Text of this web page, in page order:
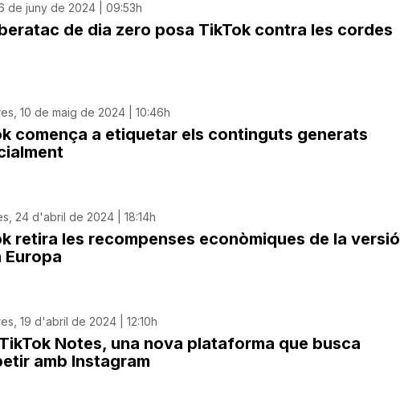
de juny de 2024 | 09:53h
de dia zero posa TikTok contra les cordes
10 de maig de 2024 | 10:46h
comença a etiquetar els continguts generats
24 d'abril de 2024 | 18:14h
retira les recompenses econòmiques de la versió
Europa
19 d'abril de 2024 | 12:10h
Notes, una nova plataforma que busca
amb Instagram